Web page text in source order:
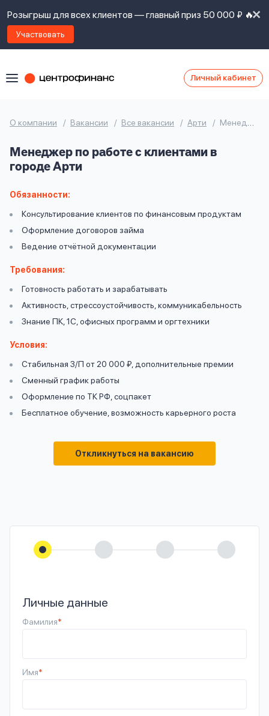
Розыгрыш для всех клиентов — главный приз 50 000 ₽ 🔥
Участвовать
Личный кабинет
О компании Вакансии Все вакансии Арти Менеджер по работе с клиентами
Менеджер по работе с клиентами в
городе Арти
Обязанности:
Консультирование клиентов по финансовым продуктам
Оформление договоров займа
Ведение отчётной документации
Требования:
Готовность работать и зарабатывать
Активность, стрессоустойчивость, коммуникабельность
Знание ПК, 1С, офисных программ и оргтехники
Условия:
Стабильная З/П от 20 000 ₽, дополнительные премии
Сменный график работы
Оформление по ТК РФ, соцпакет
Бесплатное обучение, возможность карьерного роста
Откликнуться на вакансию
Личные данные
Фамилия*
Имя*
Оформить заявку
контакты
Задать
вопрос
Ответы
на
вопросы
Ок
Ок
Я
правилами
предоставления
политикой
даю
согласие